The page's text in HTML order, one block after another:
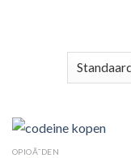
OPIOÃ¯DEN